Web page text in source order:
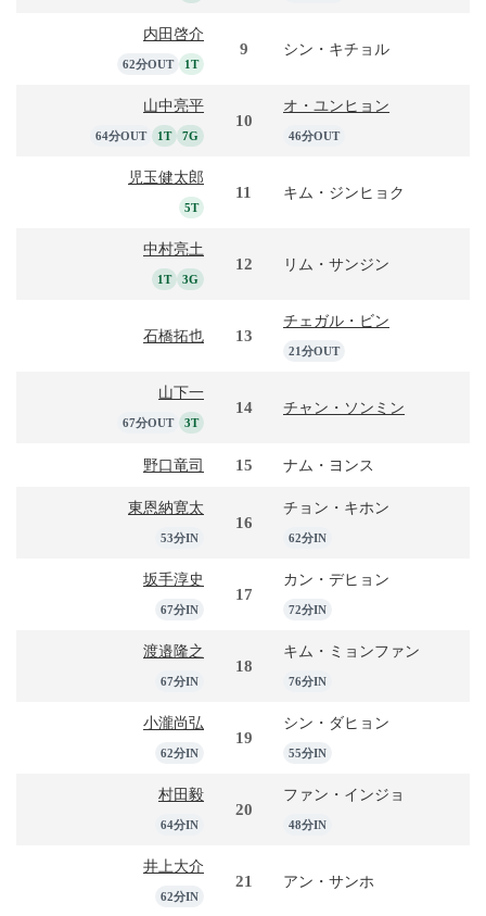
内田啓介
62分OUT 1T
9 シン・キチョル
山中亮平
64分OUT 1T 7G
10
オ・ユンヒョン
46分OUT
児玉健太郎
5T
11 キム・ジンヒョク
中村亮土
1T 3G
12 リム・サンジン
石橋拓也 13
チェガル・ビン
21分OUT
山下一
67分OUT 3T
14 チャン・ソンミン
野口竜司 15 ナム・ヨンス
東恩納寛太
53分IN
16
チョン・キホン
62分IN
坂手淳史
67分IN
17
カン・デヒョン
72分IN
渡邉隆之
67分IN
18
キム・ミョンファン
76分IN
小瀧尚弘
62分IN
19
シン・ダヒョン
55分IN
村田毅
64分IN
20
ファン・インジョ
48分IN
井上大介
62分IN
21 アン・サンホ